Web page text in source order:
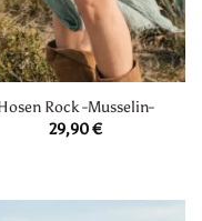
Rock -Musselin-
29,90€